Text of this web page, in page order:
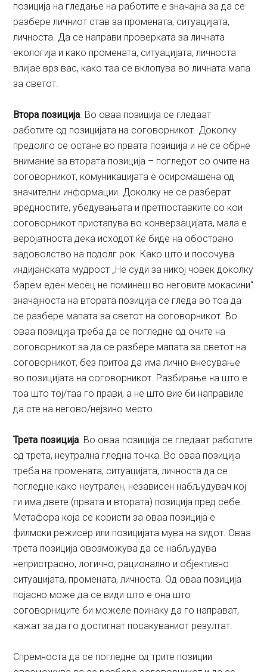
позиција на гледање на работите е значајна за да се
разбере личниот став за промената, ситуацијата,
личноста. Да се направи проверката за личната
екологија и како промената, ситуацијата, личноста
влијае врз вас, како таа се вклопува во личната мапа
за светот.
Втора позиција. Во оваа позиција се гледаат
работите од позицијата на соговорникот. Доколку
предолго се остане во првата позиција и не се обрне
внимание за втората позиција – погледот со очите на
соговорникот, комуникацијата е осиромашена од
значителни информации. Доколку не се разберат
вредностите, убедувањата и претпоставките со кои
соговорникот пристапува во конверзацијата, мала е
веројатноста дека исходот ќе биде на обострано
задоволство на подолг рок. Како што и посочува
индијанската мудрост „Не суди за никој човек доколку
барем еден месец не поминеш во неговите мокасини“
значајноста на втората позиција се гледа во тоа да
се разбере мапата за светот на соговорникот. Во
оваа позиција треба да се погледне од очите на
соговорникот за да се разбере мапата за светот на
соговорникот, без притоа да има лично внесување
во позицијата на соговорникот. Разбирање на што е
тоа што тој/таа го прави, а не што вие би направиле
да сте на негово/нејзино место.
Трета позиција. Во оваа позиција се гледаат работите
од трета, неутрална гледна точка. Во оваа позиција
треба на промената, ситуацијата, личноста да се
погледне како неутрален, независен набљудувач кој
ги има двете (првата и втората) позиција пред себе.
Метафора која се користи за оваа позиција е
филмски режисер или позицијата мува на ѕидот. Оваа
трета позиција овозможува да се набљудува
непристрасно, логично, рационално и објективно
ситуацијата, промената, личноста. Од оваа позиција
појасно може да се види што е она што
соговорниците би можеле поинаку да го направат,
кажат за да го достигнат посакуваниот резултат.
Спремноста да се погледне од трите позиции